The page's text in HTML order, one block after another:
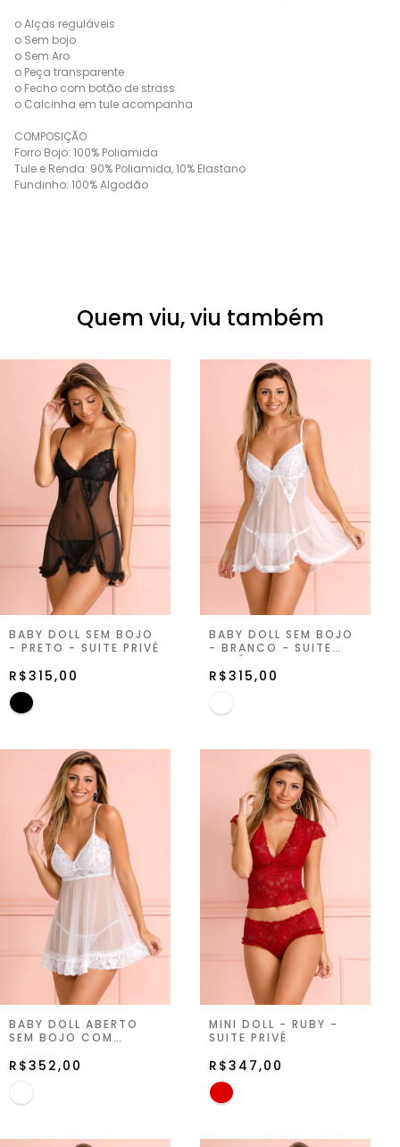
o Alças reguláveis
o Sem bojo
o Sem Aro
o Peça transparente
o Fecho com botão de strass
o Calcinha em tule acompanha
COMPOSIÇÃO
Forro Bojo: 100% Poliamida
Tule e Renda: 90% Poliamida, 10% Elastano
Fundinho: 100% Algodão
Quem viu, viu também
BABY DOLL SEM BOJO
- PRETO - SUITE PRIVÉ
R$315,00
BABY DOLL SEM BOJO
- BRANCO - SUITE
R$315,00
BABY DOLL ABERTO
SEM BOJO COM
SUITE PRIVÉ
R$352,00
MINI DOLL - RUBY -
SUITE PRIVÉ
R$347,00